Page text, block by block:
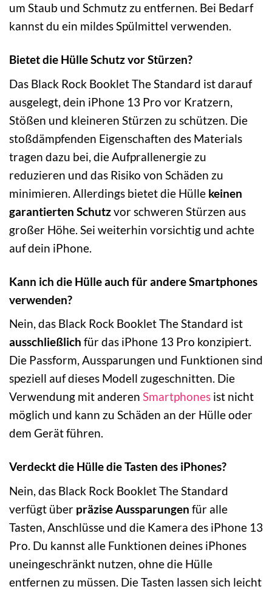
um Staub und Schmutz zu entfernen. Bei Bedarf
kannst du ein mildes Spülmittel verwenden.
Bietet die Hülle Schutz vor Stürzen?
Das Black Rock Booklet The Standard ist darauf
ausgelegt, dein iPhone 13 Pro vor Kratzern,
Stößen und kleineren Stürzen zu schützen. Die
stoßdämpfenden Eigenschaften des Materials
tragen dazu bei, die Aufprallenergie zu
reduzieren und das Risiko von Schäden zu
minimieren. Allerdings bietet die Hülle keinen
garantierten Schutzvor schweren Stürzen aus
großer Höhe. Sei weiterhin vorsichtig und achte
auf dein iPhone.
Kann ich die Hülle auch für andere Smartphones
verwenden?
Nein, das Black Rock Booklet The Standard ist
ausschließlich für das iPhone 13 Pro konzipiert.
Die Passform, Aussparungen und Funktionen sind
speziell auf dieses Modell zugeschnitten. Die
Verwendung mit anderen Smartphones ist nicht
möglich und kann zu Schäden an der Hülle oder
dem Gerät führen.
Verdeckt die Hülle die Tasten des iPhones?
Nein, das Black Rock Booklet The Standard
verfügt über präzise Aussparungen für alle
Tasten, Anschlüsse und die Kamera des iPhone 13
Pro. Du kannst alle Funktionen deines iPhones
uneingeschränkt nutzen, ohne die Hülle
entfernen zu müssen. Die Tasten lassen sich leicht